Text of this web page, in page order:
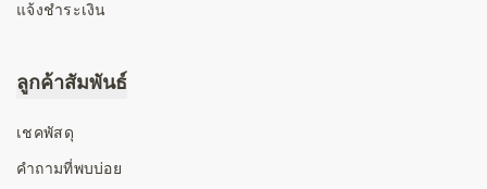
แจ้งชำระเงิน
ลูกค้าสัมพันธ์
เชคพัสดุ
คำถามที่พบบ่อย